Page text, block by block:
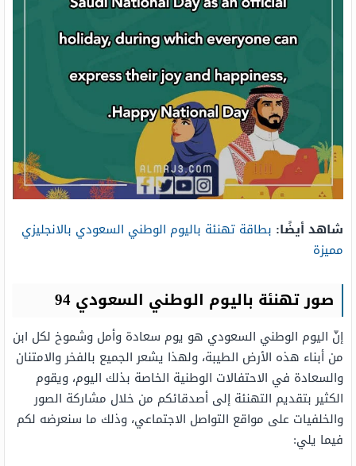
شاهد أيضًا: بطاقة تهنئة باليوم الوطني السعودي بالانجليزي
مميزة
صور تهنئة باليوم الوطني السعودي 94
إنّ اليوم الوطني السعودي هو يوم سعادة وأمل وشموخ لكل ابن
من أبناء هذه الأرض الطيبة، ولهذا يشعر الجميع بالفخر والامتنان
والسعادة في الاحتفالات الوطنية الخاصة بذلك اليوم، ويقوم
الكثير بتقديم التهنئة إلى أصدقائكم من خلال مشاركة الصور
والخلفيات على مواقع التواصل الاجتماعي، وذلك ما سنعرضه لكم
فيما يلي: